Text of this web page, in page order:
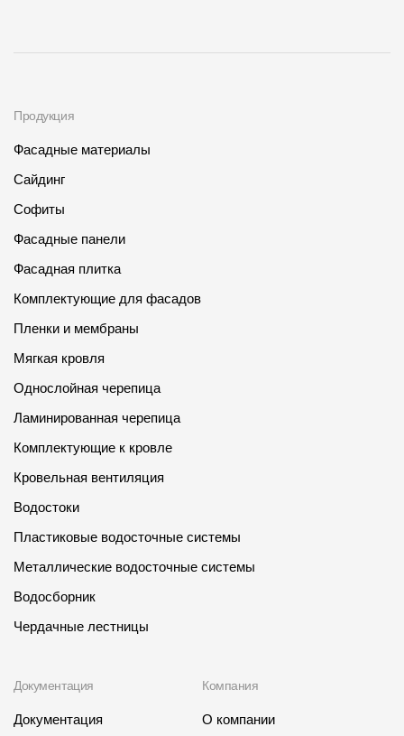
Продукция
Фасадные материалы
Сайдинг
Софиты
Фасадные панели
Фасадная плитка
Комплектующие для фасадов
Пленки и мембраны
Мягкая кровля
Однослойная черепица
Ламинированная черепица
Комплектующие к кровле
Кровельная вентиляция
Водостоки
Пластиковые водосточные системы
Металлические водосточные системы
Водосборник
Чердачные лестницы
Документация
Документация
Компания
О компании